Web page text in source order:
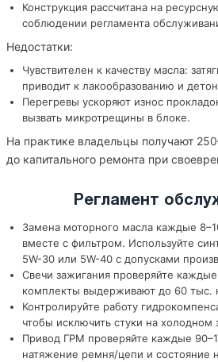
Конструкция рассчитана на
соблюдении регламента
Недостатки:
Чувствителен к качеству масла:
приводит к лакообразованию и
Перегревы ускоряют износ
вызвать микротрещины в блоке.
На практике владельцы получают
до капитального ремонта при
Регламент
Замена моторного масла каждые
вместе с фильтром. Используйте
5W-30 или 5W-40 с допусками
Свечи зажигания проверяйте
комплекты выдерживают до 60 тыс.
Контролируйте работу
чтобы исключить стуки на холодном
Привод ГРМ проверяйте каждые
натяжение ремня/цепи и состояние